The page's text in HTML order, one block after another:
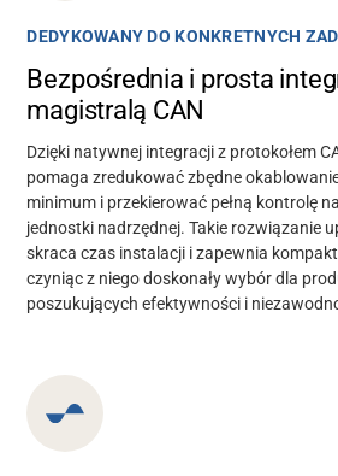
DEDYKOWANY DO KONKRETNYCH
Bezpośrednia i prosta
magistralą CAN
Dzięki natywnej integracji z protokołem
pomaga zredukować zbędne
minimum i przekierować pełną kontrolę
jednostki nadrzędnej. Takie rozwiązanie
skraca czas instalacji i zapewnia
czyniąc z niego doskonały wybór dla
poszukujących efektywności i